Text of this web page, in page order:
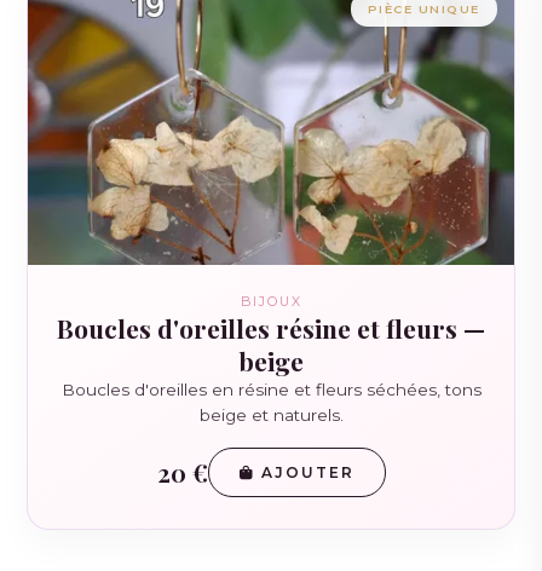
PIÈCE UNIQUE
BIJOUX
Boucles d'oreilles résine et fleurs —
beige
Boucles d'oreilles en résine et fleurs séchées, tons
beige et naturels.
20 € AJOUTER